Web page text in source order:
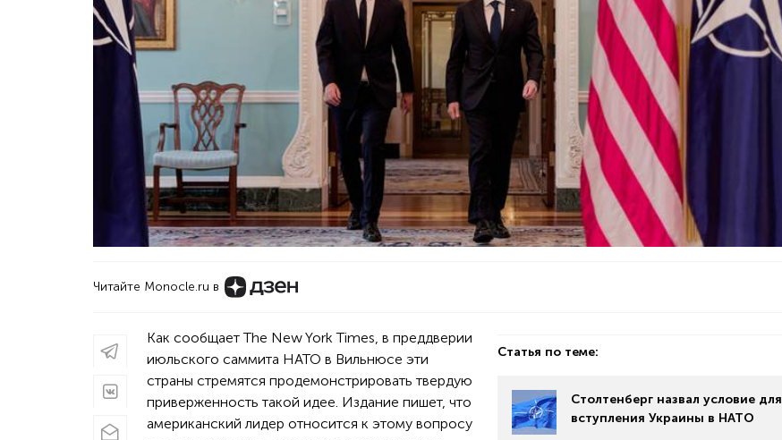
Читайте Monocle.ru в
Статья по теме:
Столтенберг назвал условие для
вступления Украины в НАТО
Как сообщает The New York Times, в преддверии
июльского саммита НАТО в Вильнюсе эти
страны стремятся продемонстрировать твердую
приверженность такой идее. Издание пишет, что
американский лидер относится к этому вопросу